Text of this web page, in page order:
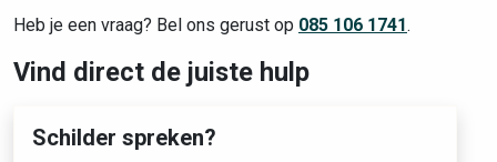
Heb je een vraag? Bel ons gerust op 085 106 1741.
Vind direct de juiste hulp
Schilder spreken?